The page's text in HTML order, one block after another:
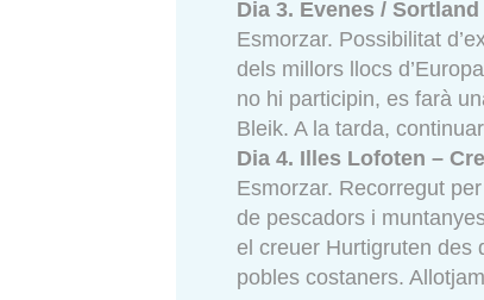
Dia 3. Evenes /
Esmorzar. Possibilitat
dels millors llocs
no hi participin, es farà
Bleik. A la tarda,
Dia 4. Illes Lofoten –
Esmorzar. Recorregut
de pescadors i
el creuer Hurtigruten des
pobles costaners.